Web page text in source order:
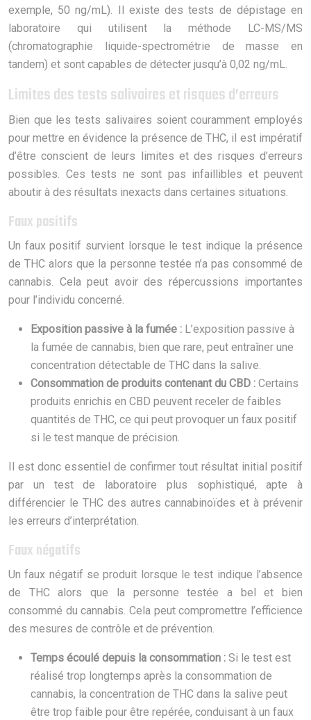
exemple, 50 ng/mL). Il existe des tests de dépistage en
laboratoire qui utilisent la méthode LC-MS/MS
(chromatographie liquide-spectrométrie de masse en
tandem) et sont capables de détecter jusqu’à 0,02 ng/mL.
Limites des tests salivaires et risques d’erreurs
Bien que les tests salivaires soient couramment employés
pour mettre en évidence la présence de THC, il est impératif
d’être conscient de leurs limites et des risques d’erreurs
possibles. Ces tests ne sont pas infaillibles et peuvent
aboutir à des résultats inexacts dans certaines situations.
Faux positifs
Un faux positif survient lorsque le test indique la présence
de THC alors que la personne testée n’a pas consommé de
cannabis. Cela peut avoir des répercussions importantes
pour l’individu concerné.
Exposition passive à la fumée : L’exposition passive à
la fumée de cannabis, bien que rare, peut entraîner une
concentration détectable de THC dans la salive.
Consommation de produits contenant du CBD : Certains
produits enrichis en CBD peuvent receler de faibles
quantités de THC, ce qui peut provoquer un faux positif
si le test manque de précision.
Il est donc essentiel de confirmer tout résultat initial positif
par un test de laboratoire plus sophistiqué, apte à
différencier le THC des autres cannabinoïdes et à prévenir
les erreurs d’interprétation.
Faux négatifs
Un faux négatif se produit lorsque le test indique l’absence
de THC alors que la personne testée a bel et bien
consommé du cannabis. Cela peut compromettre l’efficience
des mesures de contrôle et de prévention.
Temps écoulé depuis la consommation : Si le test est
réalisé trop longtemps après la consommation de
cannabis, la concentration de THC dans la salive peut
être trop faible pour être repérée, conduisant à un faux